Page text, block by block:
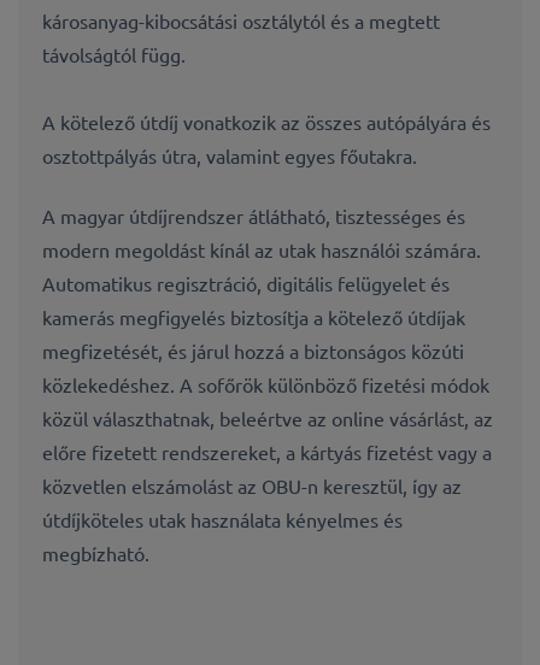
károsanyag-kibocsátási osztálytól és a megtett
távolságtól függ.
A kötelező útdíj vonatkozik az összes autópályára és
osztottpályás útra, valamint egyes főutakra.
A magyar útdíjrendszer átlátható, tisztességes és
modern megoldást kínál az utak használói számára.
Automatikus regisztráció, digitális felügyelet és
kamerás megfigyelés biztosítja a kötelező útdíjak
megfizetését, és járul hozzá a biztonságos közúti
közlekedéshez. A sofőrök különböző fizetési módok
közül választhatnak, beleértve az online vásárlást, az
előre fizetett rendszereket, a kártyás fizetést vagy a
közvetlen elszámolást az OBU-n keresztül, így az
útdíjköteles utak használata kényelmes és
megbízható.